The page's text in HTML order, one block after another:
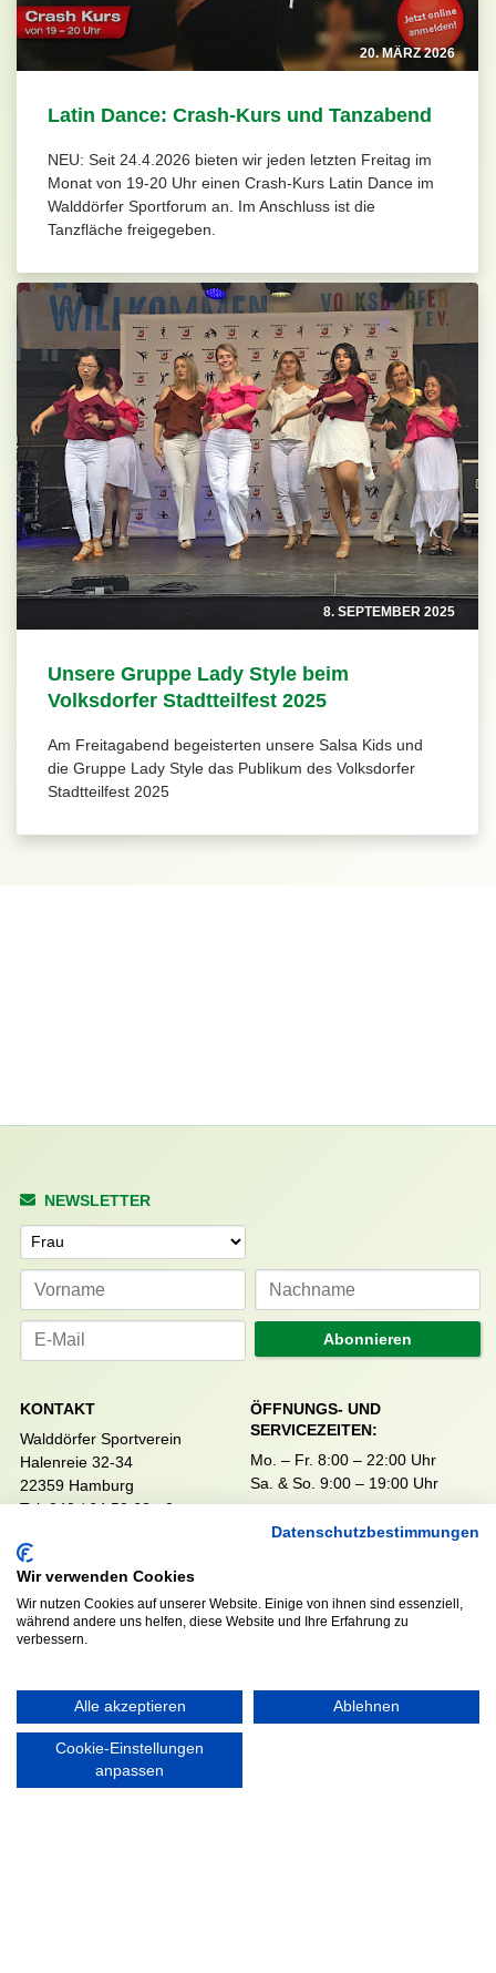
20. MÄRZ 2026
Latin Dance: Crash-Kurs und Tanzabend
NEU: Seit 24.4.2026 bieten wir jeden letzten Freitag im
Monat von 19-20 Uhr einen Crash-Kurs Latin Dance im
Walddörfer Sportforum an. Im Anschluss ist die
Tanzfläche freigegeben.
8. SEPTEMBER 2025
Unsere Gruppe Lady Style beim
Volksdorfer Stadtteilfest 2025
Am Freitagabend begeisterten unsere Salsa Kids und
die Gruppe Lady Style das Publikum des Volksdorfer
Stadtteilfest 2025
NEWSLETTER
Anrede
Abonnieren
KONTAKT
Walddörfer Sportverein
Halenreie 32-34
22359 Hamburg
Tel. 040 / 64 50 62 - 0
ÖFFNUNGS- UND
SERVICEZEITEN:
Mo. – Fr. 8:00 – 22:00 Uhr
Sa. & So. 9:00 – 19:00 Uhr
MEDIA VEREINSSHOP
Nordsport.store
RECHTLICHES
Datenschutzbestimmungen
Wir verwenden Cookies
Wir nutzen Cookies auf unserer Website. Einige von ihnen sind essenziell,
während andere uns helfen, diese Website und Ihre Erfahrung zu
verbessern.
Alle akzeptieren Ablehnen
Cookie-Einstellungen
anpassen